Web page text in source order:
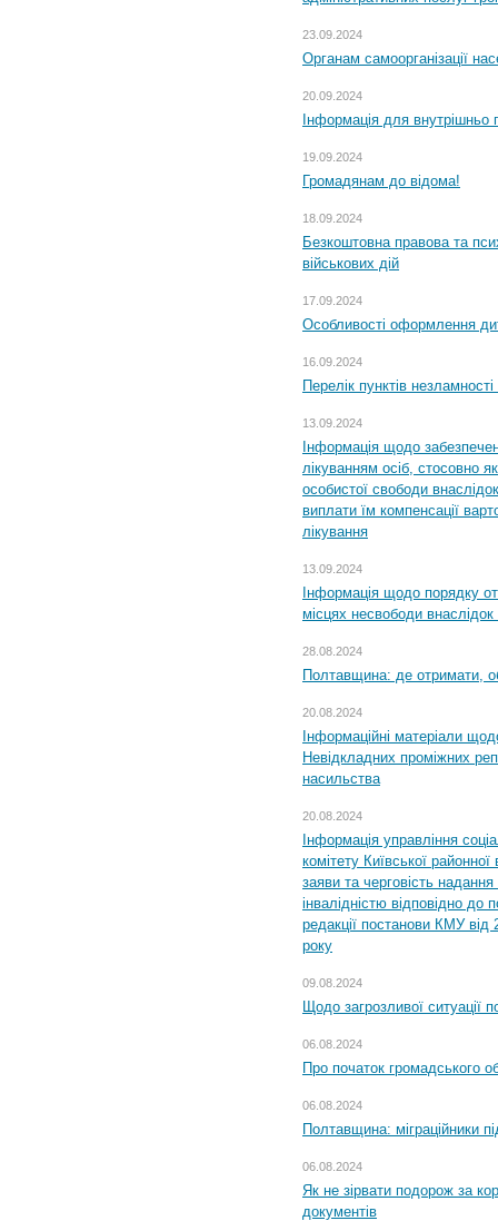
23.09.2024
Органам самоорганізації
20.09.2024
Інформація для внутрішньо
19.09.2024
Громадянам до відома!
18.09.2024
Безкоштовна правова та
військових дій
17.09.2024
Особливості оформлення
16.09.2024
Перелік пунктів
13.09.2024
Інформація щодо
лікуванням осіб, стосовно
особистої свободи
виплати їм компенсації
лікування
13.09.2024
Інформація щодо порядку
місцях несвободи внаслідок
28.08.2024
Полтавщина: де отримати,
20.08.2024
Інформаційні матеріали
Невідкладних проміжних
насильства
20.08.2024
Інформація управління
комітету Київської
заяви та черговість надання
інвалідністю відповідно
редакції постанови КМУ
року
09.08.2024
Щодо загрозливої ситуації
06.08.2024
Про початок громадського
06.08.2024
Полтавщина: міграційники
06.08.2024
Як не зірвати подорож за
документів